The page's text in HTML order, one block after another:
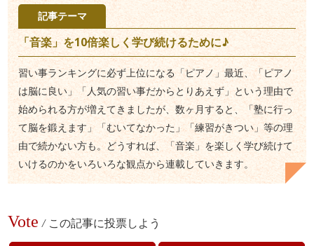
記事テーマ
「音楽」を10倍楽しく学び続けるために♪
習い事ランキングに必ず上位になる「ピアノ」最近、「ピアノ
は脳に良い」「人気の習い事だからとりあえず」という理由で
始められる方が増えてきましたが、数ヶ月すると、「塾に行っ
て脳を鍛えます」「むいてなかった」「練習がきつい」等の理
由で続かない方も。どうすれば、「音楽」を楽しく学び続けて
いけるのかをいろいろな観点から連載していきます。
Vote / この記事に投票しよう